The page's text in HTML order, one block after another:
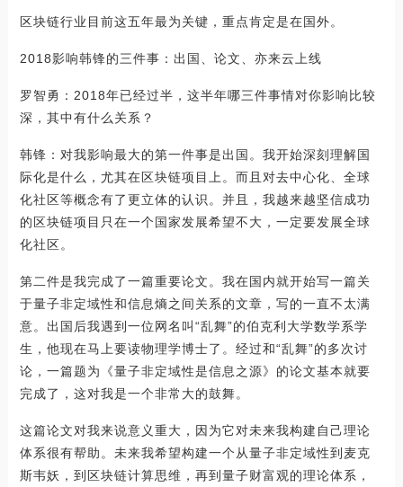
区块链行业目前这五年最为关键，重点肯定是在国外。
2018影响韩锋的三件事：出国、论文、亦来云上线
罗智勇：2018年已经过半，这半年哪三件事情对你影响比较
深，其中有什么关系？
韩锋：对我影响最大的第一件事是出国。我开始深刻理解国
际化是什么，尤其在区块链项目上。而且对去中心化、全球
化社区等概念有了更立体的认识。并且，我越来越坚信成功
的区块链项目只在一个国家发展希望不大，一定要发展全球
化社区。
第二件是我完成了一篇重要论文。我在国内就开始写一篇关
于量子非定域性和信息熵之间关系的文章，写的一直不太满
意。出国后我遇到一位网名叫“乱舞”的伯克利大学数学系学
生，他现在马上要读物理学博士了。经过和“乱舞”的多次讨
论，一篇题为《量子非定域性是信息之源》的论文基本就要
完成了，这对我是一个非常大的鼓舞。
这篇论文对我来说意义重大，因为它对未来我构建自己理论
体系很有帮助。未来我希望构建一个从量子非定域性到麦克
斯韦妖，到区块链计算思维，再到量子财富观的理论体系，